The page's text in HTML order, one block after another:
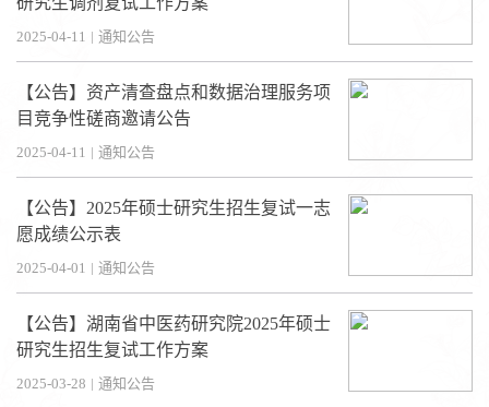
2025-04-11 | 通知公告
【公告】资产清查盘点和数据治理服务项
目竞争性磋商邀请公告
2025-04-11 | 通知公告
【公告】2025年硕士研究生招生复试一志
愿成绩公示表
2025-04-01 | 通知公告
【公告】湖南省中医药研究院2025年硕士
研究生招生复试工作方案
2025-03-28 | 通知公告